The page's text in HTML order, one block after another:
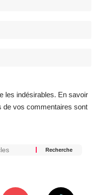
les indésirables. En savoir
de vos commentaires sont